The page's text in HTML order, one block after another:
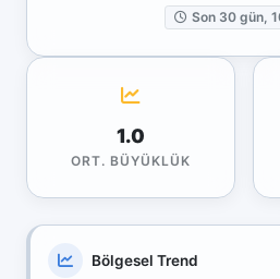
Son 30 gün,
1.0
ORT. BÜYÜKLÜK
Bölgesel Trend